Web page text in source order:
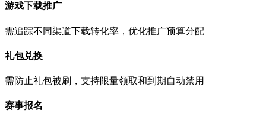
游戏下载推广
需追踪不同渠道下载转化率，优化推广预算分配
礼包兑换
需防止礼包被刷，支持限量领取和到期自动禁用
赛事报名